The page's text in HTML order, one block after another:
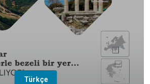
Türkçe